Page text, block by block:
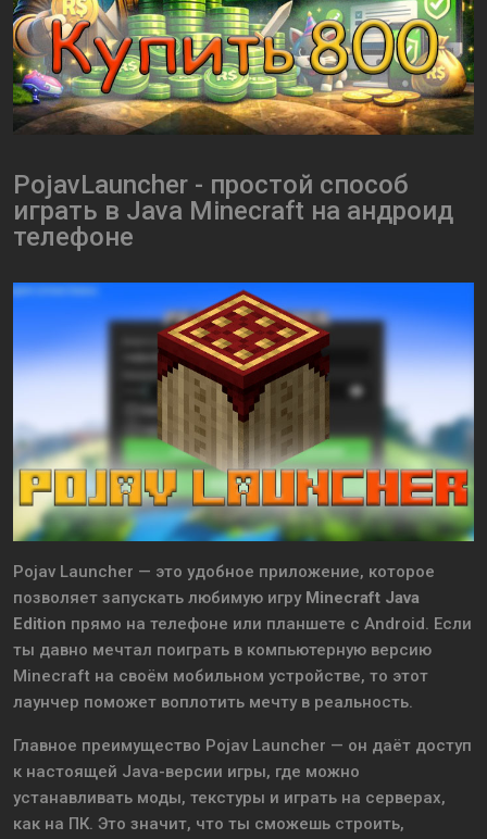
PojavLauncher - простой способ
играть в Java Minecraft на андроид
телефоне
Pojav Launcher — это удобное приложение, которое
позволяет запускать любимую игру Minecraft Java
Edition прямо на телефоне или планшете с Android. Если
ты давно мечтал поиграть в компьютерную версию
Minecraft на своём мобильном устройстве, то этот
лаунчер поможет воплотить мечту в реальность.
Главное преимущество Pojav Launcher — он даёт доступ
к настоящей Java-версии игры, где можно
устанавливать моды, текстуры и играть на серверах,
как на ПК. Это значит, что ты сможешь строить,